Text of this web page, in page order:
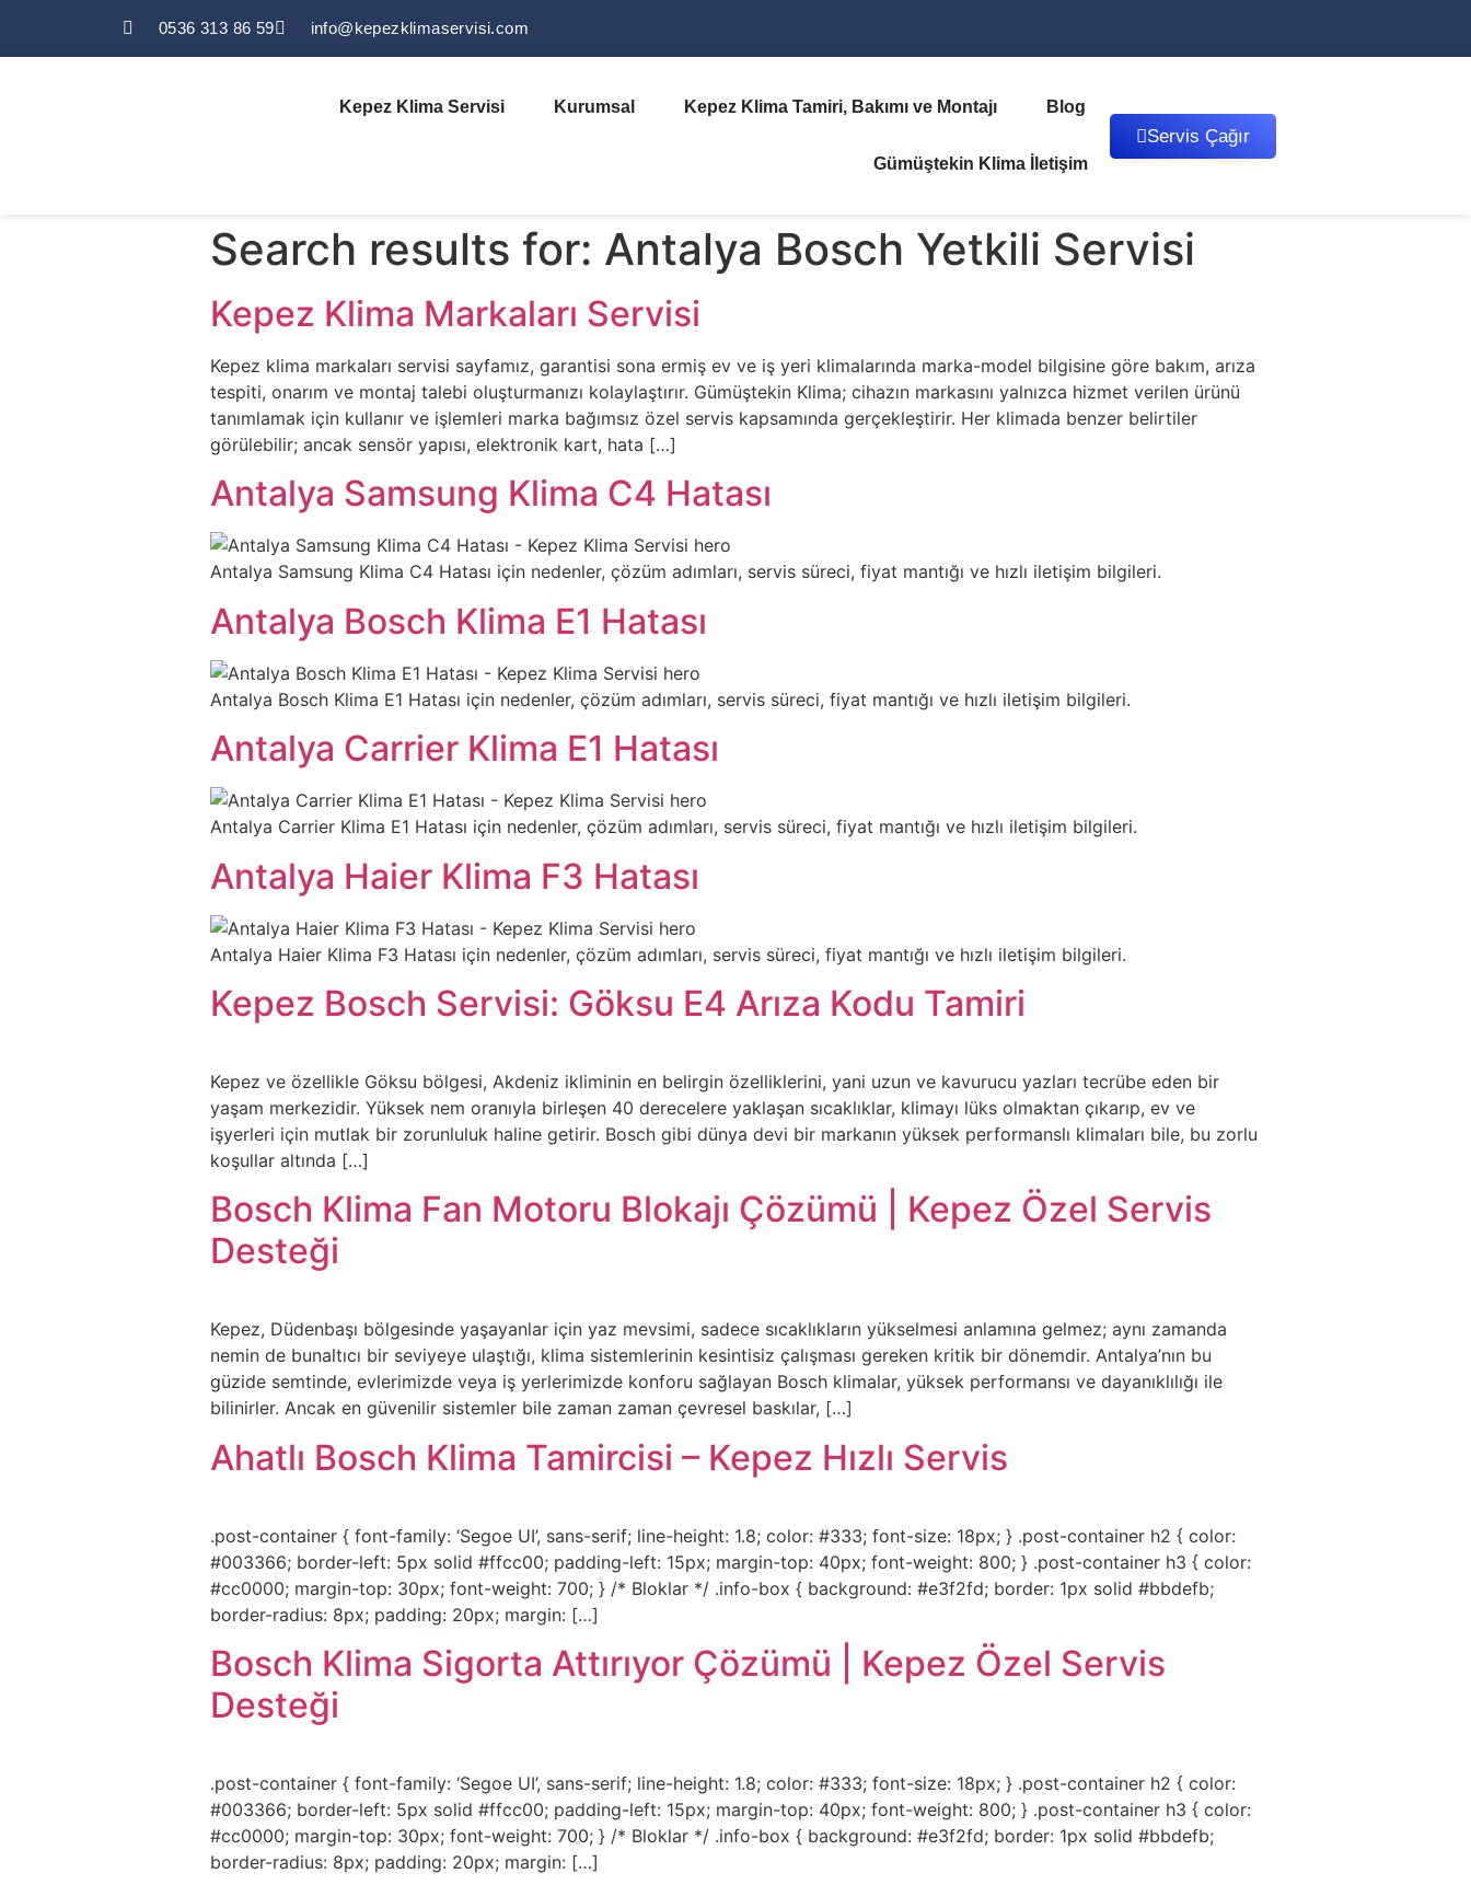
0536 313 86 59 info@kepezklimaservisi.com
Kepez Klima Servisi Kurumsal Kepez Klima Tamiri, Bakımı ve Montajı Blog
Gümüştekin Klima İletişim
Servis Çağır
Search results for: Antalya Bosch Yetkili Servisi
Kepez Klima Markaları Servisi
Kepez klima markaları servisi sayfamız, garantisi sona ermiş ev ve iş yeri klimalarında marka-model bilgisine göre bakım, arıza
tespiti, onarım ve montaj talebi oluşturmanızı kolaylaştırır. Gümüştekin Klima; cihazın markasını yalnızca hizmet verilen ürünü
tanımlamak için kullanır ve işlemleri marka bağımsız özel servis kapsamında gerçekleştirir. Her klimada benzer belirtiler
görülebilir; ancak sensör yapısı, elektronik kart, hata […]
Antalya Samsung Klima C4 Hatası
Antalya Samsung Klima C4 Hatası için nedenler, çözüm adımları, servis süreci, fiyat mantığı ve hızlı iletişim bilgileri.
Antalya Bosch Klima E1 Hatası
Antalya Bosch Klima E1 Hatası için nedenler, çözüm adımları, servis süreci, fiyat mantığı ve hızlı iletişim bilgileri.
Antalya Carrier Klima E1 Hatası
Antalya Carrier Klima E1 Hatası için nedenler, çözüm adımları, servis süreci, fiyat mantığı ve hızlı iletişim bilgileri.
Antalya Haier Klima F3 Hatası
Antalya Haier Klima F3 Hatası için nedenler, çözüm adımları, servis süreci, fiyat mantığı ve hızlı iletişim bilgileri.
Kepez Bosch Servisi: Göksu E4 Arıza Kodu Tamiri
Kepez ve özellikle Göksu bölgesi, Akdeniz ikliminin en belirgin özelliklerini, yani uzun ve kavurucu yazları tecrübe eden bir
yaşam merkezidir. Yüksek nem oranıyla birleşen 40 derecelere yaklaşan sıcaklıklar, klimayı lüks olmaktan çıkarıp, ev ve
işyerleri için mutlak bir zorunluluk haline getirir. Bosch gibi dünya devi bir markanın yüksek performanslı klimaları bile, bu zorlu
koşullar altında […]
Bosch Klima Fan Motoru Blokajı Çözümü | Kepez Özel Servis
Desteği
Kepez, Düdenbaşı bölgesinde yaşayanlar için yaz mevsimi, sadece sıcaklıkların yükselmesi anlamına gelmez; aynı zamanda
nemin de bunaltıcı bir seviyeye ulaştığı, klima sistemlerinin kesintisiz çalışması gereken kritik bir dönemdir. Antalya’nın bu
güzide semtinde, evlerimizde veya iş yerlerimizde konforu sağlayan Bosch klimalar, yüksek performansı ve dayanıklılığı ile
bilinirler. Ancak en güvenilir sistemler bile zaman zaman çevresel baskılar, […]
Ahatlı Bosch Klima Tamircisi – Kepez Hızlı Servis
.post-container { font-family: ‘Segoe UI’, sans-serif; line-height: 1.8; color: #333; font-size: 18px; } .post-container h2 { color:
#003366; border-left: 5px solid #ffcc00; padding-left: 15px; margin-top: 40px; font-weight: 800; } .post-container h3 { color:
#cc0000; margin-top: 30px; font-weight: 700; } /* Bloklar */ .info-box { background: #e3f2fd; border: 1px solid #bbdefb;
border-radius: 8px; padding: 20px; margin: […]
Bosch Klima Sigorta Attırıyor Çözümü | Kepez Özel Servis
Desteği
.post-container { font-family: ‘Segoe UI’, sans-serif; line-height: 1.8; color: #333; font-size: 18px; } .post-container h2 { color:
#003366; border-left: 5px solid #ffcc00; padding-left: 15px; margin-top: 40px; font-weight: 800; } .post-container h3 { color:
#cc0000; margin-top: 30px; font-weight: 700; } /* Bloklar */ .info-box { background: #e3f2fd; border: 1px solid #bbdefb;
border-radius: 8px; padding: 20px; margin: […]